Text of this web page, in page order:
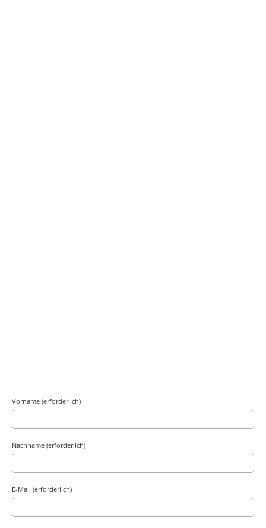
Vorname (erforderlich)
Nachname (erforderlich)
E-Mail (erforderlich)